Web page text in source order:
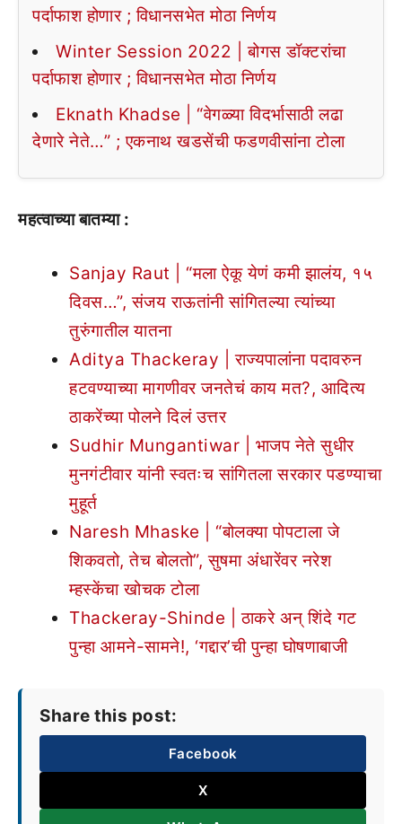
पर्दाफाश होणार ; विधानसभेत मोठा निर्णय
Winter Session 2022 | बोगस डॉक्टरांचा
पर्दाफाश होणार ; विधानसभेत मोठा निर्णय
Eknath Khadse | “वेगळ्या विदर्भासाठी लढा
देणारे नेते…” ; एकनाथ खडसेंची फडणवीसांना टोला
महत्वाच्या बातम्या :
Sanjay Raut | “मला ऐकू येणं कमी झालंय, १५
दिवस…”, संजय राऊतांनी सांगितल्या त्यांच्या
तुरुंगातील यातना
Aditya Thackeray | राज्यपालांना पदावरुन
हटवण्याच्या मागणीवर जनतेचं काय मत?, आदित्य
ठाकरेंच्या पोलने दिलं उत्तर
Sudhir Mungantiwar | भाजप नेते सुधीर
मुनगंटीवार यांनी स्वतःच सांगितला सरकार पडण्याचा
मुहूर्त
Naresh Mhaske | “बोलक्या पोपटाला जे
शिकवतो, तेच बोलतो”, सुषमा अंधारेंवर नरेश
म्हस्केंचा खोचक टोला
Thackeray-Shinde | ठाकरे अन् शिंदे गट
पुन्हा आमने-सामने!, ‘गद्दार’ची पुन्हा घोषणाबाजी
Share this post:
Facebook
X